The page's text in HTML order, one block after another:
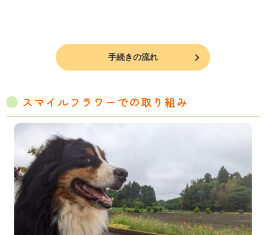
手続きの流れ
スマイルフラワーでの取り組み